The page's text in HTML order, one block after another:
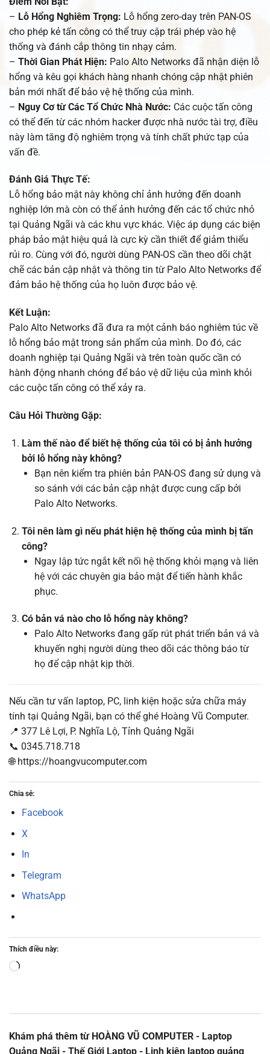
– Lỗ Hổng Nghiêm Trọng: Lỗ hổng zero-day trên PAN-OS
cho phép kẻ tấn công có thể truy cập trái phép vào hệ
thống và đánh cắp thông tin nhạy cảm.
– Thời Gian Phát Hiện: Palo Alto Networks đã nhận diện lỗ
hổng và kêu gọi khách hàng nhanh chóng cập nhật phiên
bản mới nhất để bảo vệ hệ thống của mình.
– Nguy Cơ từ Các Tổ Chức Nhà Nước: Các cuộc tấn công
có thể đến từ các nhóm hacker được nhà nước tài trợ, điều
này làm tăng độ nghiêm trọng và tính chất phức tạp của
vấn đề.
Đánh Giá Thực Tế:
Lỗ hổng bảo mật này không chỉ ảnh hưởng đến doanh
nghiệp lớn mà còn có thể ảnh hưởng đến các tổ chức nhỏ
tại Quảng Ngãi và các khu vực khác. Việc áp dụng các biện
pháp bảo mật hiệu quả là cực kỳ cần thiết để giảm thiểu
rủi ro. Cùng với đó, người dùng PAN-OS cần theo dõi chặt
chẽ các bản cập nhật và thông tin từ Palo Alto Networks để
đảm bảo hệ thống của họ luôn được bảo vệ.
Kết Luận:
Palo Alto Networks đã đưa ra một cảnh báo nghiêm túc về
lỗ hổng bảo mật trong sản phẩm của mình. Do đó, các
doanh nghiệp tại Quảng Ngãi và trên toàn quốc cần có
hành động nhanh chóng để bảo vệ dữ liệu của mình khỏi
các cuộc tấn công có thể xảy ra.
Câu Hỏi Thường Gặp:
Làm thế nào để biết hệ thống của tôi có bị ảnh hưởng
bởi lỗ hổng này không?
Bạn nên kiểm tra phiên bản PAN-OS đang sử dụng và
so sánh với các bản cập nhật được cung cấp bởi
Palo Alto Networks.
Tôi nên làm gì nếu phát hiện hệ thống của mình bị tấn
công?
Ngay lập tức ngắt kết nối hệ thống khỏi mạng và liên
hệ với các chuyên gia bảo mật để tiến hành khắc
phục.
Có bản vá nào cho lỗ hổng này không?
Palo Alto Networks đang gấp rút phát triển bản vá và
khuyến nghị người dùng theo dõi các thông báo từ
họ để cập nhật kịp thời.
Nếu cần tư vấn laptop, PC, linh kiện hoặc sửa chữa máy
tính tại Quảng Ngãi, bạn có thể ghé Hoàng Vũ Computer.
📍 377 Lê Lợi, P. Nghĩa Lộ, Tỉnh Quảng Ngãi
📞 0345.718.718
🌐 https://hoangvucomputer.com
Chia sẻ:
Facebook
X
In
Telegram
WhatsApp
Thích điều này:
Đang
Khám phá thêm từ HOÀNG VŨ COMPUTER - Laptop
Quảng Ngãi - Thế Giới Laptop - Linh kiện laptop quảng